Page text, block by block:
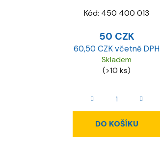
Kód: 450 400 013
50 CZK
60,50 CZK včetně DPH
Skladem
(>10 ks)
DO KOŠÍKU